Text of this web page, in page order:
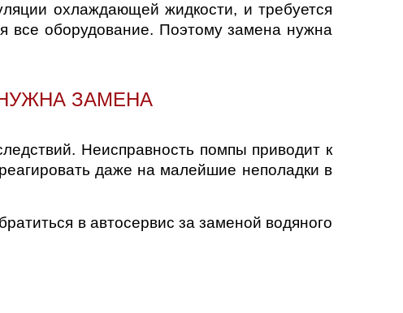
охлаждающей жидкости, и требуется
все оборудование. Поэтому замена нужна
ЗАМЕНА
Неисправность помпы приводит к
даже на малейшие неполадки в
в автосервис за заменой водяного